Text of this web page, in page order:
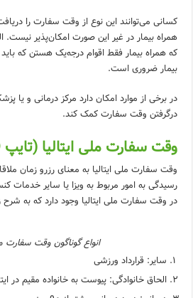
کسانی می‌توانند این نوع از وقت سفارت را
همراه بیمار در غیر این صورت امکان‌پذیر نیست.
که همراه بیمار فقط اقوام درجه‌یک هستن که
بیمار ضروری است.
در برخی از موارد امکان دارد مرکز درمانی و یا
درگرفتن وقت سفارت کمک کند.
وقت سفارت ملی ایتالیا (تایپ D)
وقت سفارت ملی ایتالیا به معنای رزرو زمان
رسیدگی به امور مربوط به ویزا یا سایر خدمات
در وقت سفارت ملی ایتالیا وجود دارد که به
انواع گوناگون وقت سفارت
سایر: قرارداد ورزشی
الحاق خانوادگی: پیوست به خانواده مقیم در